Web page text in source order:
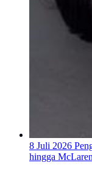
8 Juli 2026
hingga